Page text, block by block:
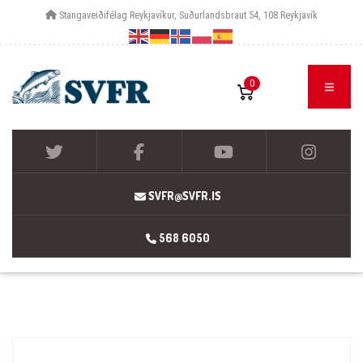
Stangaveiðifélag Reykjavíkur, Suðurlandsbraut 54, 108 Reykjavík
0
SVFR@SVFR.IS
568 6050